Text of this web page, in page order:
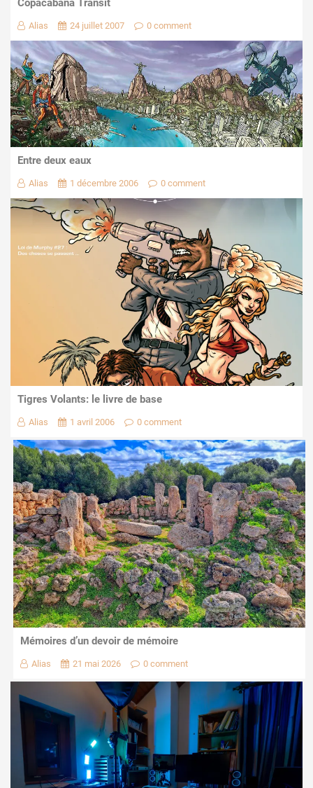
Copacabana Transit
Alias 24 juillet 2007 0 comment
Entre deux eaux
Alias 1 décembre 2006 0 comment
Tigres Volants: le livre de base
Alias 1 avril 2006 0 comment
Mémoires d’un devoir de mémoire
Alias 21 mai 2026 0 comment